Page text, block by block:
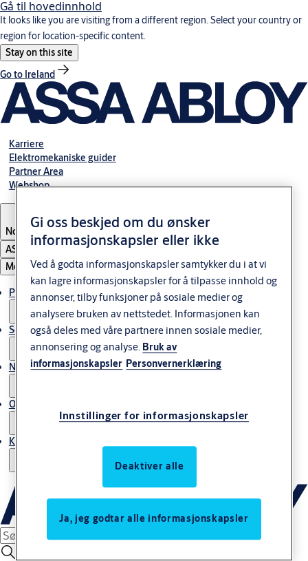
Gå til hovedinnhold
It looks like you are visiting from a different region. Select your country or
region for location-specific content.
Stay on this site
Go to Ireland
Karriere
Elektromekaniske guider
Partner Area
Webshop
Norway
ASSA ABLOY Group
Meny
Produkter og løsninger
Service
Nyheter & artikler
Om ASSA ABLOY Norway
Kontakt oss
Gi oss beskjed om du ønsker
informasjonskapsler eller ikke
Ved å godta informasjonskapsler samtykker du i at vi
kan lagre informasjonskapsler for å tilpasse innhold og
annonser, tilby funksjoner på sosiale medier og
analysere bruken av nettstedet. Informasjonen kan
også deles med våre partnere innen sosiale medier,
annonsering og analyse. Bruk av
informasjonskapsler Personvernerklæring
Innstillinger for informasjonskapsler
Deaktiver alle
Ja, jeg godtar alle informasjonskapsler